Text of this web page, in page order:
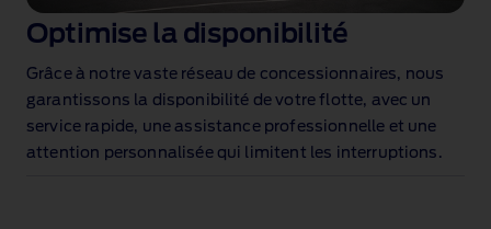
Optimise la disponibilité
Grâce à notre vaste réseau de concessionnaires, nous
garantissons la disponibilité de votre flotte, avec un
service rapide, une assistance professionnelle et une
attention personnalisée qui limitent les interruptions.